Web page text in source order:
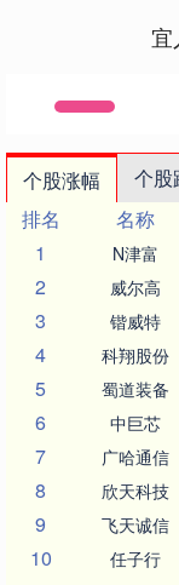
个股涨幅 个股
排名
名称
1
N津富
2 威尔高
3 锴威特
4 科翔股份
5 蜀道装备
6 中巨芯
7 广哈通信
8 欣天科技
9 飞天诚信
10 任子行